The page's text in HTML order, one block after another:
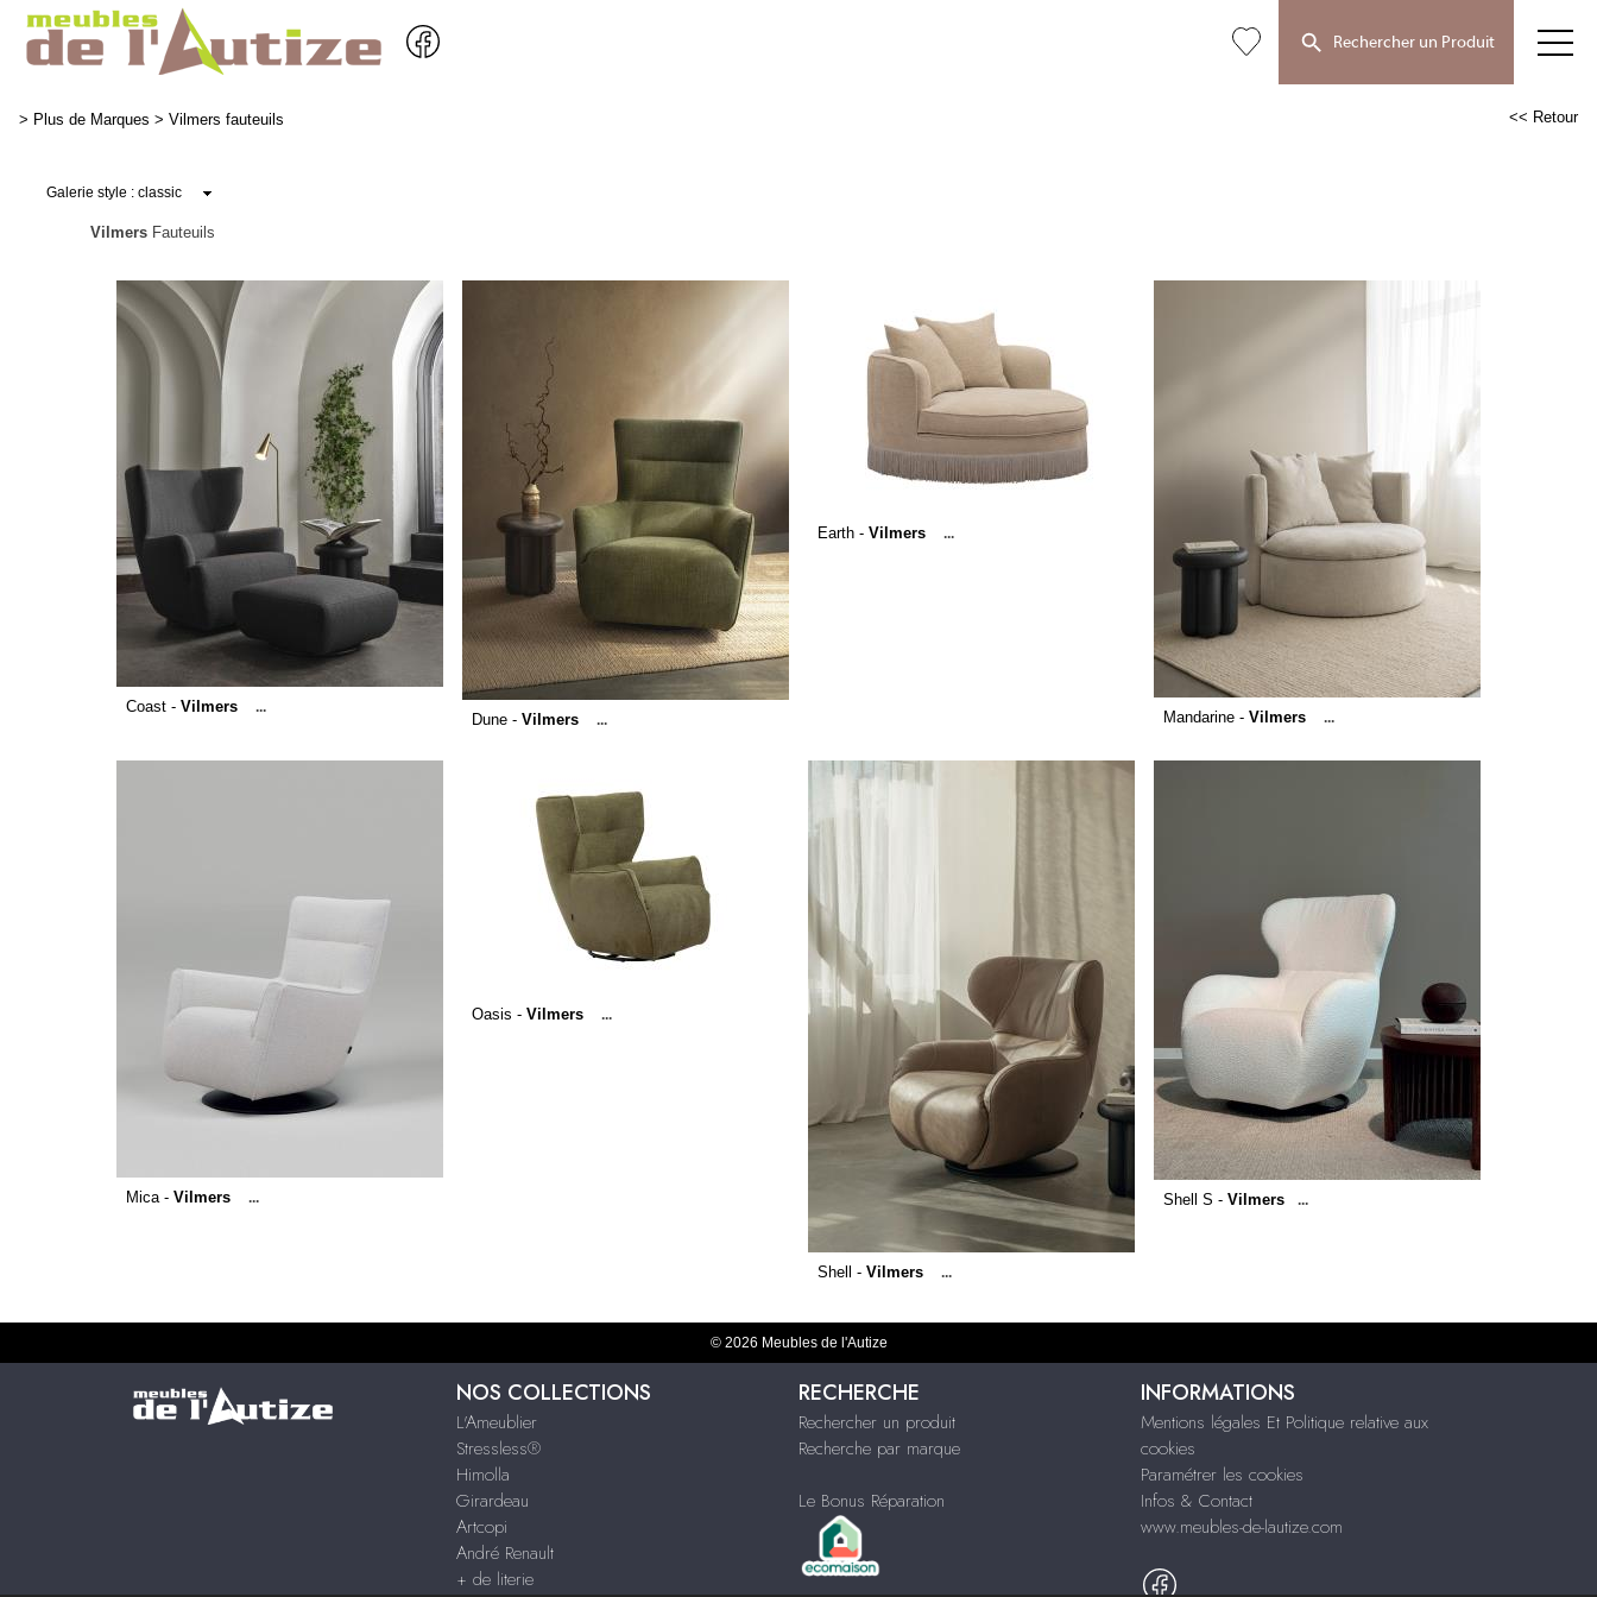
Rechercher un Produit
> Plus de Marques > Vilmers fauteuils << Retour
Vilmers Fauteuils
Coast - Vilmers ...
Dune - Vilmers ...
Earth - Vilmers ...
Mandarine - Vilmers ...
Mica - Vilmers ...
Oasis - Vilmers ...
Shell - Vilmers ...
Shell S - Vilmers ...
© 2026 Meubles de l'Autize
NOS COLLECTIONS
L'Ameublier
Stressless®
Himolla
Girardeau
Artcopi
André Renault
+ de literie
RECHERCHE
Rechercher un produit
Recherche par marque
Le Bonus Réparation
INFORMATIONS
Mentions légales Et Politique relative aux
cookies
Paramétrer les cookies
Infos & Contact
www.meubles-de-lautize.com